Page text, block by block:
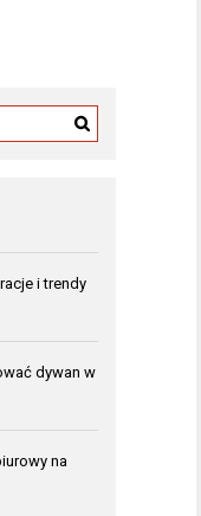
i trendy
dywan w
na